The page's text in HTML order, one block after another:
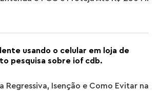
Regressiva, Isenção e Como Evitar na